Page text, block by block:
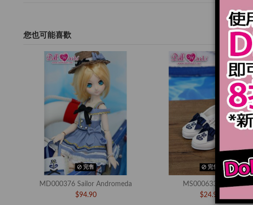
您也可能喜歡
完售
MD000376 Sailor Andromeda
$94.90
完售
MS000633 Shoes
$24.90